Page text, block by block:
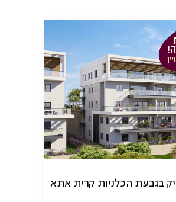
בגבעת הכלניות קרית אתא